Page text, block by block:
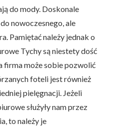
do mody. Doskonale
nowoczesnego, ale
Pamiętać należy jednak o
Tychy są niestety dość
firma może sobie pozwolić
foteli jest również
pielęgnacji. Jeżeli
służyły nam przez
to należy je